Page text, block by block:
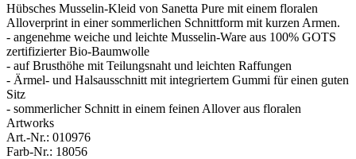
Hübsches Musselin-Kleid von Sanetta Pure mit einem floralen
Alloverprint in einer sommerlichen Schnittform mit kurzen Armen.
- angenehme weiche und leichte Musselin-Ware aus 100% GOTS
zertifizierter Bio-Baumwolle
- auf Brusthöhe mit Teilungsnaht und leichten Raffungen
- Ärmel- und Halsausschnitt mit integriertem Gummi für einen guten
Sitz
- sommerlicher Schnitt in einem feinen Allover aus floralen
Artworks
Art.-Nr.: 010976
Farb-Nr.: 18056